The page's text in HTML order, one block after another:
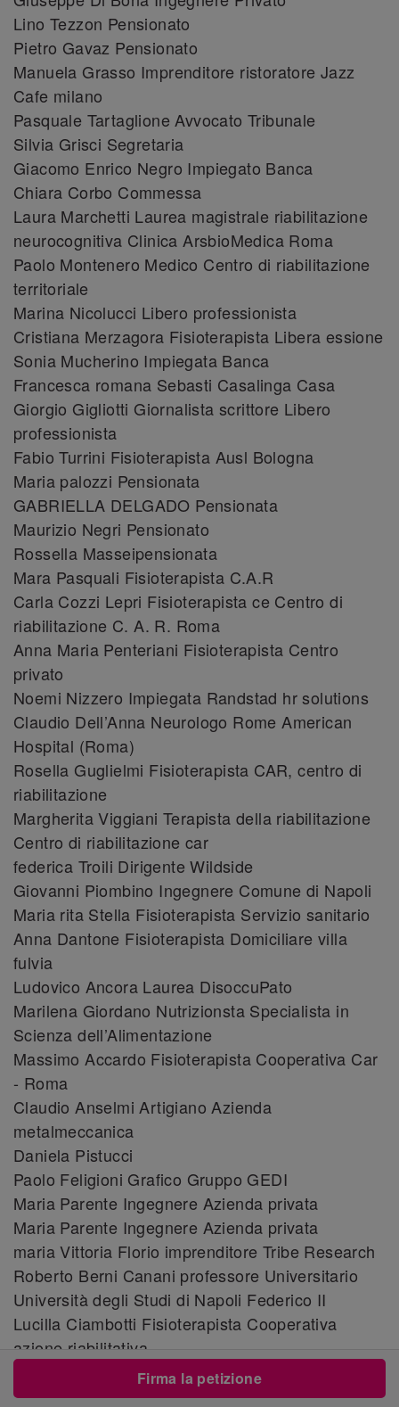
Firma la petizione
Lino Tezzon Pensionato
Pietro Gavaz Pensionato
Manuela Grasso Imprenditore ristoratore Jazz
Cafe milano
Pasquale Tartaglione Avvocato Tribunale
Silvia Grisci Segretaria
Giacomo Enrico Negro Impiegato Banca
Chiara Corbo Commessa
Laura Marchetti Laurea magistrale riabilitazione
neurocognitiva Clinica ArsbioMedica Roma
Paolo Montenero Medico Centro di riabilitazione
territoriale
Marina Nicolucci Libero professionista
Cristiana Merzagora Fisioterapista Libera essione
Sonia Mucherino Impiegata Banca
Francesca romana Sebasti Casalinga Casa
Giorgio Gigliotti Giornalista scrittore Libero
professionista
Fabio Turrini Fisioterapista Ausl Bologna
Maria palozzi Pensionata
GABRIELLA DELGADO Pensionata
Maurizio Negri Pensionato
Rossella Masseipensionata
Mara Pasquali Fisioterapista C.A.R
Carla Cozzi Lepri Fisioterapista ce Centro di
riabilitazione C. A. R. Roma
Anna Maria Penteriani Fisioterapista Centro
privato
Noemi Nizzero Impiegata Randstad hr solutions
Claudio Dell’Anna Neurologo Rome American
Hospital (Roma)
Rosella Guglielmi Fisioterapista CAR, centro di
riabilitazione
Margherita Viggiani Terapista della riabilitazione
Centro di riabilitazione car
federica Troili Dirigente Wildside
Giovanni Piombino Ingegnere Comune di Napoli
Maria rita Stella Fisioterapista Servizio sanitario
Anna Dantone Fisioterapista Domiciliare villa
fulvia
Ludovico Ancora Laurea DisoccuPato
Marilena Giordano Nutrizionsta Specialista in
Scienza dell’Alimentazione
Massimo Accardo Fisioterapista Cooperativa Car
- Roma
Claudio Anselmi Artigiano Azienda
metalmeccanica
Daniela Pistucci
Paolo Feligioni Grafico Gruppo GEDI
Maria Parente Ingegnere Azienda privata
Maria Parente Ingegnere Azienda privata
maria Vittoria Florio imprenditore Tribe Research
Roberto Berni Canani professore Universitario
Università degli Studi di Napoli Federico II
Lucilla Ciambotti Fisioterapista Cooperativa
azione riabilitativa
Alessio Alberti Studente/Consigliere Comunale
Comune di Desio